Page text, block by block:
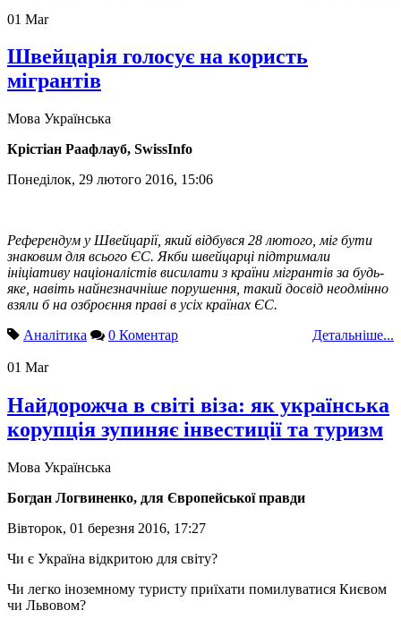
01 Mar
Швейцарія голосує на користь
мігрантів
Мова Українська
Крістіан Раафлауб, SwissInfo
Понеділок, 29 лютого 2016, 15:06
Референдум у Швейцарії, який відбувся 28 лютого, міг бути
знаковим для всього ЄС. Якби швейцарці підтримали
ініціативу націоналістів висилати з країни мігрантів за будь-
яке, навіть найнезначніше порушення, такий досвід неодмінно
взяли б на озброєння праві в усіх країнах ЄС.
Аналітика
0 Коментар Детальніше...
01 Mar
Найдорожча в світі віза: як українська
корупція зупиняє інвестиції та туризм
Мова Українська
Богдан Логвиненко, для Європейської правди
Вівторок, 01 березня 2016, 17:27
Чи є Україна відкритою для світу?
Чи легко іноземному туристу приїхати помилуватися Києвом
чи Львовом?